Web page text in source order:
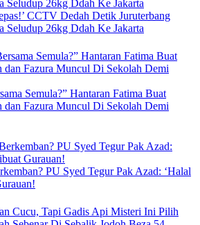
CCTV Dedah Detik Juruterbang
Seludup 26kg Ddah Ke Jakarta
Semula?” Hantaran Fatima Buat
dan Fazura Muncul Di Sekolah Demi
PU Syed Tegur Pak Azad: ‘Halal